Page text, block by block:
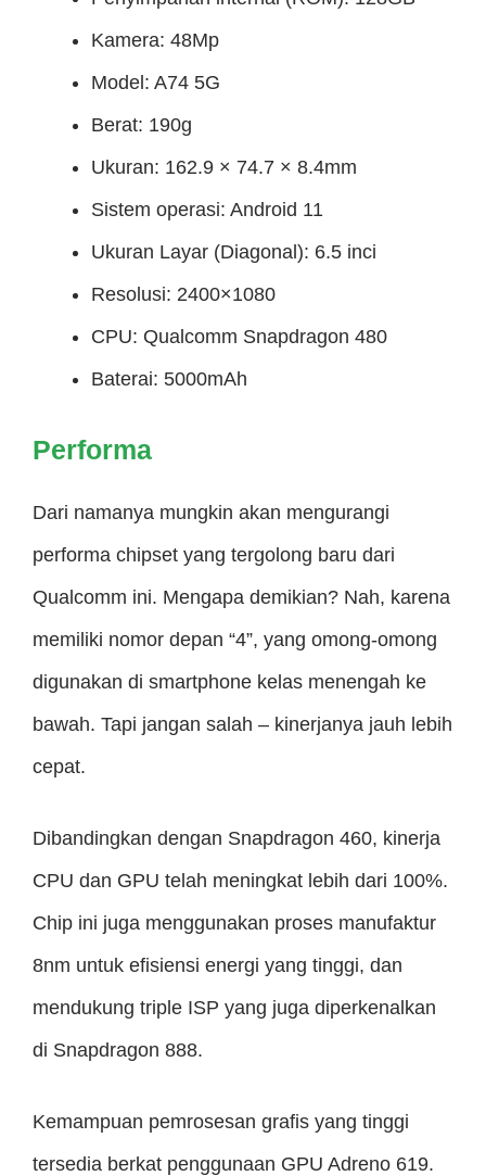
Kamera: 48Mp
Model: A74 5G
Berat: 190g
Ukuran: 162.9 × 74.7 × 8.4mm
Sistem operasi: Android 11
Ukuran Layar (Diagonal): 6.5 inci
Resolusi: 2400×1080
CPU: Qualcomm Snapdragon 480
Baterai: 5000mAh
Performa
Dari namanya mungkin akan mengurangi
performa chipset yang tergolong baru dari
Qualcomm ini. Mengapa demikian? Nah, karena
memiliki nomor depan “4”, yang omong-omong
digunakan di smartphone kelas menengah ke
bawah. Tapi jangan salah – kinerjanya jauh lebih
cepat.
Dibandingkan dengan Snapdragon 460, kinerja
CPU dan GPU telah meningkat lebih dari 100%.
Chip ini juga menggunakan proses manufaktur
8nm untuk efisiensi energi yang tinggi, dan
mendukung triple ISP yang juga diperkenalkan
di Snapdragon 888.
Kemampuan pemrosesan grafis yang tinggi
tersedia berkat penggunaan GPU Adreno 619.